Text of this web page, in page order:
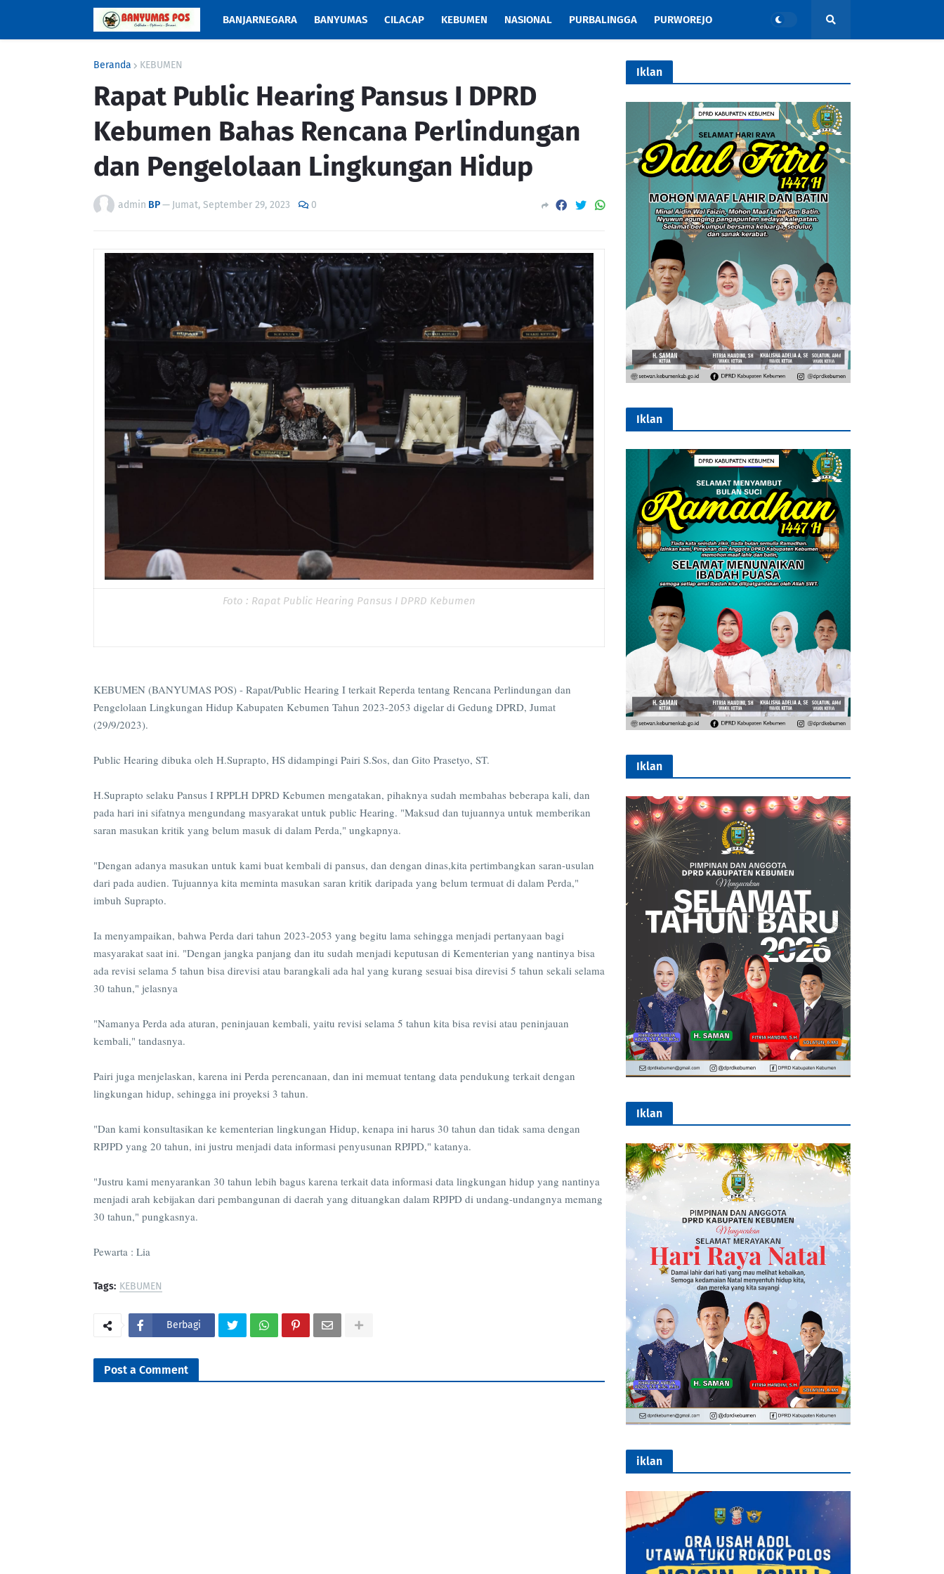
BANJARNEGARA BANYUMAS CILACAP KEBUMEN NASIONAL PURBALINGGA PURWOREJO
Beranda KEBUMEN
Rapat Public Hearing Pansus I DPRD
Kebumen Bahas Rencana Perlindungan
dan Pengelolaan Lingkungan Hidup
admin BP— Jumat, September 29, 2023 0
Foto : Rapat Public Hearing Pansus I DPRD Kebumen
KEBUMEN (BANYUMAS POS) - Rapat/Public Hearing I terkait Reperda tentang Rencana Perlindungan dan
Pengelolaan Lingkungan Hidup Kabupaten Kebumen Tahun 2023-2053 digelar di Gedung DPRD, Jumat
(29/9/2023).
Public Hearing dibuka oleh H.Suprapto, HS didampingi Pairi S.Sos, dan Gito Prasetyo, ST.
H.Suprapto selaku Pansus I RPPLH DPRD Kebumen mengatakan, pihaknya sudah membahas beberapa kali, dan
pada hari ini sifatnya mengundang masyarakat untuk public Hearing. "Maksud dan tujuannya untuk memberikan
saran masukan kritik yang belum masuk di dalam Perda," ungkapnya.
"Dengan adanya masukan untuk kami buat kembali di pansus, dan dengan dinas,kita pertimbangkan saran-usulan
dari pada audien. Tujuannya kita meminta masukan saran kritik daripada yang belum termuat di dalam Perda,"
imbuh Suprapto.
Ia menyampaikan, bahwa Perda dari tahun 2023-2053 yang begitu lama sehingga menjadi pertanyaan bagi
masyarakat saat ini. "Dengan jangka panjang dan itu sudah menjadi keputusan di Kementerian yang nantinya bisa
ada revisi selama 5 tahun bisa direvisi atau barangkali ada hal yang kurang sesuai bisa direvisi 5 tahun sekali selama
30 tahun," jelasnya
"Namanya Perda ada aturan, peninjauan kembali, yaitu revisi selama 5 tahun kita bisa revisi atau peninjauan
kembali," tandasnya.
Pairi juga menjelaskan, karena ini Perda perencanaan, dan ini memuat tentang data pendukung terkait dengan
lingkungan hidup, sehingga ini proyeksi 3 tahun.
"Dan kami konsultasikan ke kementerian lingkungan Hidup, kenapa ini harus 30 tahun dan tidak sama dengan
RPJPD yang 20 tahun, ini justru menjadi data informasi penyusunan RPJPD," katanya.
"Justru kami menyarankan 30 tahun lebih bagus karena terkait data informasi data lingkungan hidup yang nantinya
menjadi arah kebijakan dari pembangunan di daerah yang dituangkan dalam RPJPD di undang-undangnya memang
30 tahun," pungkasnya.
Pewarta : Lia
Tags: KEBUMEN
Berbagi
Post a Comment
Iklan
Iklan
Iklan
Iklan
iklan